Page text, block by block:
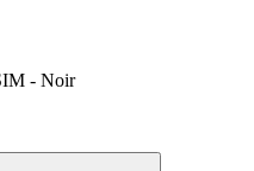
- Noir